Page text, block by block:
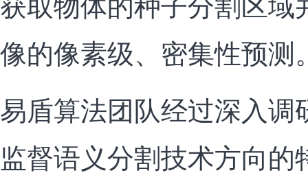
获取物体的种子分割区域
像的像素级、密集性预测
易盾算法团队经过深入调
监督语义分割技术方向的